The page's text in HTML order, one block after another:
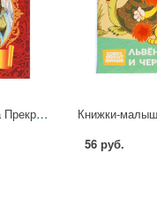
Книга Василиса Прекрасная. Чудесные сказки, 16 стр. УМка 978-5-506-11162-7
56 руб.